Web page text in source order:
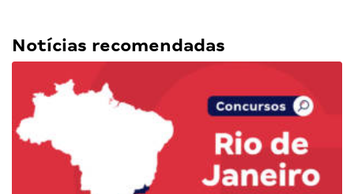
Notícias recomendadas